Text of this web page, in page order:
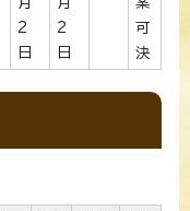
2
日
2
日
可
決